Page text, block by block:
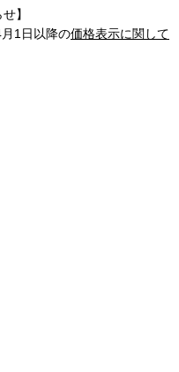
】
1日以降の価格表示に関して